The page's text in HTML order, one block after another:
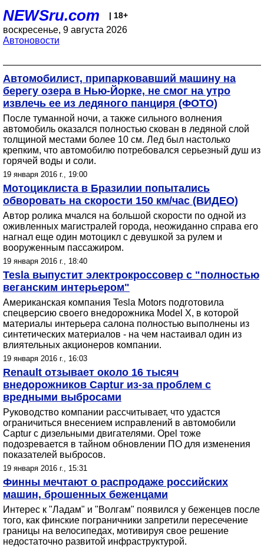
NEWSru.com | 18+
воскресенье, 9 августа 2026
Автоновости
Автомобилист, припарковавший машину на
берегу озера в Нью-Йорке, не смог на утро
извлечь ее из ледяного панциря (ФОТО)
После туманной ночи, а также сильного волнения
автомобиль оказался полностью скован в ледяной слой
толщиной местами более 10 см. Лед был настолько
крепким, что автомобилю потребовался серьезный душ из
горячей воды и соли.
19 января 2016 г., 19:00
Мотоциклиста в Бразилии попытались
обворовать на скорости 150 км/час (ВИДЕО)
Автор ролика мчался на большой скорости по одной из
оживленных магистралей города, неожиданно справа его
нагнал еще один мотоцикл с девушкой за рулем и
вооруженным пассажиром.
19 января 2016 г., 18:40
Tesla выпустит электрокроссовер с "полностью
веганским интерьером"
Американская компания Tesla Motors подготовила
спецверсию своего внедорожника Model X, в которой
материалы интерьера салона полностью выполнены из
синтетических материалов - на чем настаивал один из
влиятельных акционеров компании.
19 января 2016 г., 16:03
Renault отзывает около 16 тысяч
внедорожников Captur из-за проблем с
вредными выбросами
Руководство компании рассчитывает, что удастся
ограничиться внесением исправлений в автомобили
Captur с дизельными двигателями. Opel тоже
подозревается в тайном обновлении ПО для изменения
показателей выбросов.
19 января 2016 г., 15:31
Финны мечтают о распродаже российских
машин, брошенных беженцами
Интерес к "Ладам" и "Волгам" появился у беженцев после
того, как финские пограничники запретили пересечение
границы на велосипедах, мотивируя свое решение
недостаточно развитой инфраструктурой.